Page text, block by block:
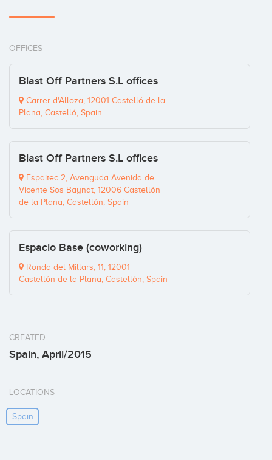
OFFICES
Blast Off Partners S.L offices
Carrer d'Alloza, 12001 Castelló de la
Plana, Castelló, Spain
Blast Off Partners S.L offices
Espaitec 2, Avenguda Avenida de
Vicente Sos Baynat, 12006 Castellón
de la Plana, Castellón, Spain
Espacio Base (coworking)
Ronda del Millars, 11, 12001
Castellón de la Plana, Castellón, Spain
CREATED
Spain, April/2015
LOCATIONS
Spain